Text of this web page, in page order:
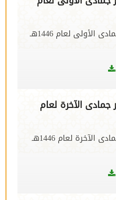
الأولى لعام 1446هـ
الآخرة لعام
لعام 1446هـ